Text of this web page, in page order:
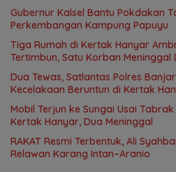
Gubernur Kalsel Bantu Pokdakan
Perkembangan Kampung Papuyu
Tiga Rumah di Kertak Hanyar
Tertimbun, Satu Korban Meninggal
Dua Tewas, Satlantas Polres
Kecelakaan Beruntun di Kertak
Mobil Terjun ke Sungai Usai
Kertak Hanyar, Dua Meninggal
RAKAT Resmi Terbentuk, Ali
Relawan Karang Intan–Aranio